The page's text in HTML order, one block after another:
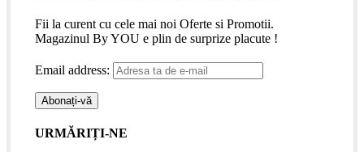
Fii la curent cu cele mai noi Oferte si Promotii.
Magazinul By YOU e plin de surprize placute !
Email address:
URMĂRIȚI-NE